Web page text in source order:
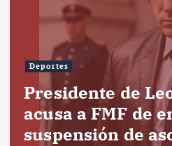
Deportes
Presidente de
acusa a FMF de
suspensión de